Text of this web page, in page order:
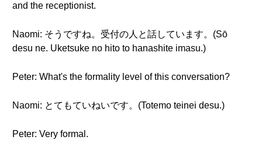
and the receptionist.
Naomi: そうですね。受付の人と話しています。(Sō
desu ne. Uketsuke no hito to hanashite imasu.)
Peter: What's the formality level of this conversation?
Naomi: とてもていねいです。(Totemo teinei desu.)
Peter: Very formal.